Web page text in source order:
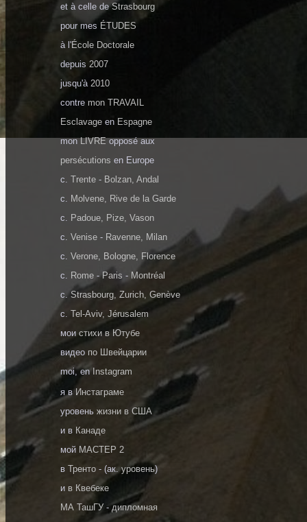
et à celle deStrasbourg
pour mes ÉTUDES
à l'École Doctorale
depuis 2007
jusqu'à 2010
contre mon TRAVAIL
Esclavage en Espagne
monLIVREopposé aux
persécutions en Europe
c. Trente - Bolzan, Andal
c.
Molvene, Rive de la Garde
c.
Padoue, Pize, Vason
c. Venise - Ravenne, Milan
c. Verone, Bologne, Florence
c.
Rome -Paris - Montréal
c.Strasbourg, Zurich, Genève
c. Tel-Aviv, Jérusalem
мои стихи в Ютубе
видео по Швейцарии
moi, en Instagram
я в Инстаграме
уровень жизни в США
и в Канаде
мoй МАСТЕР 2
в Тренто - (ак.уровень)
и в Квебеке
МА ТашГУ -дипломная